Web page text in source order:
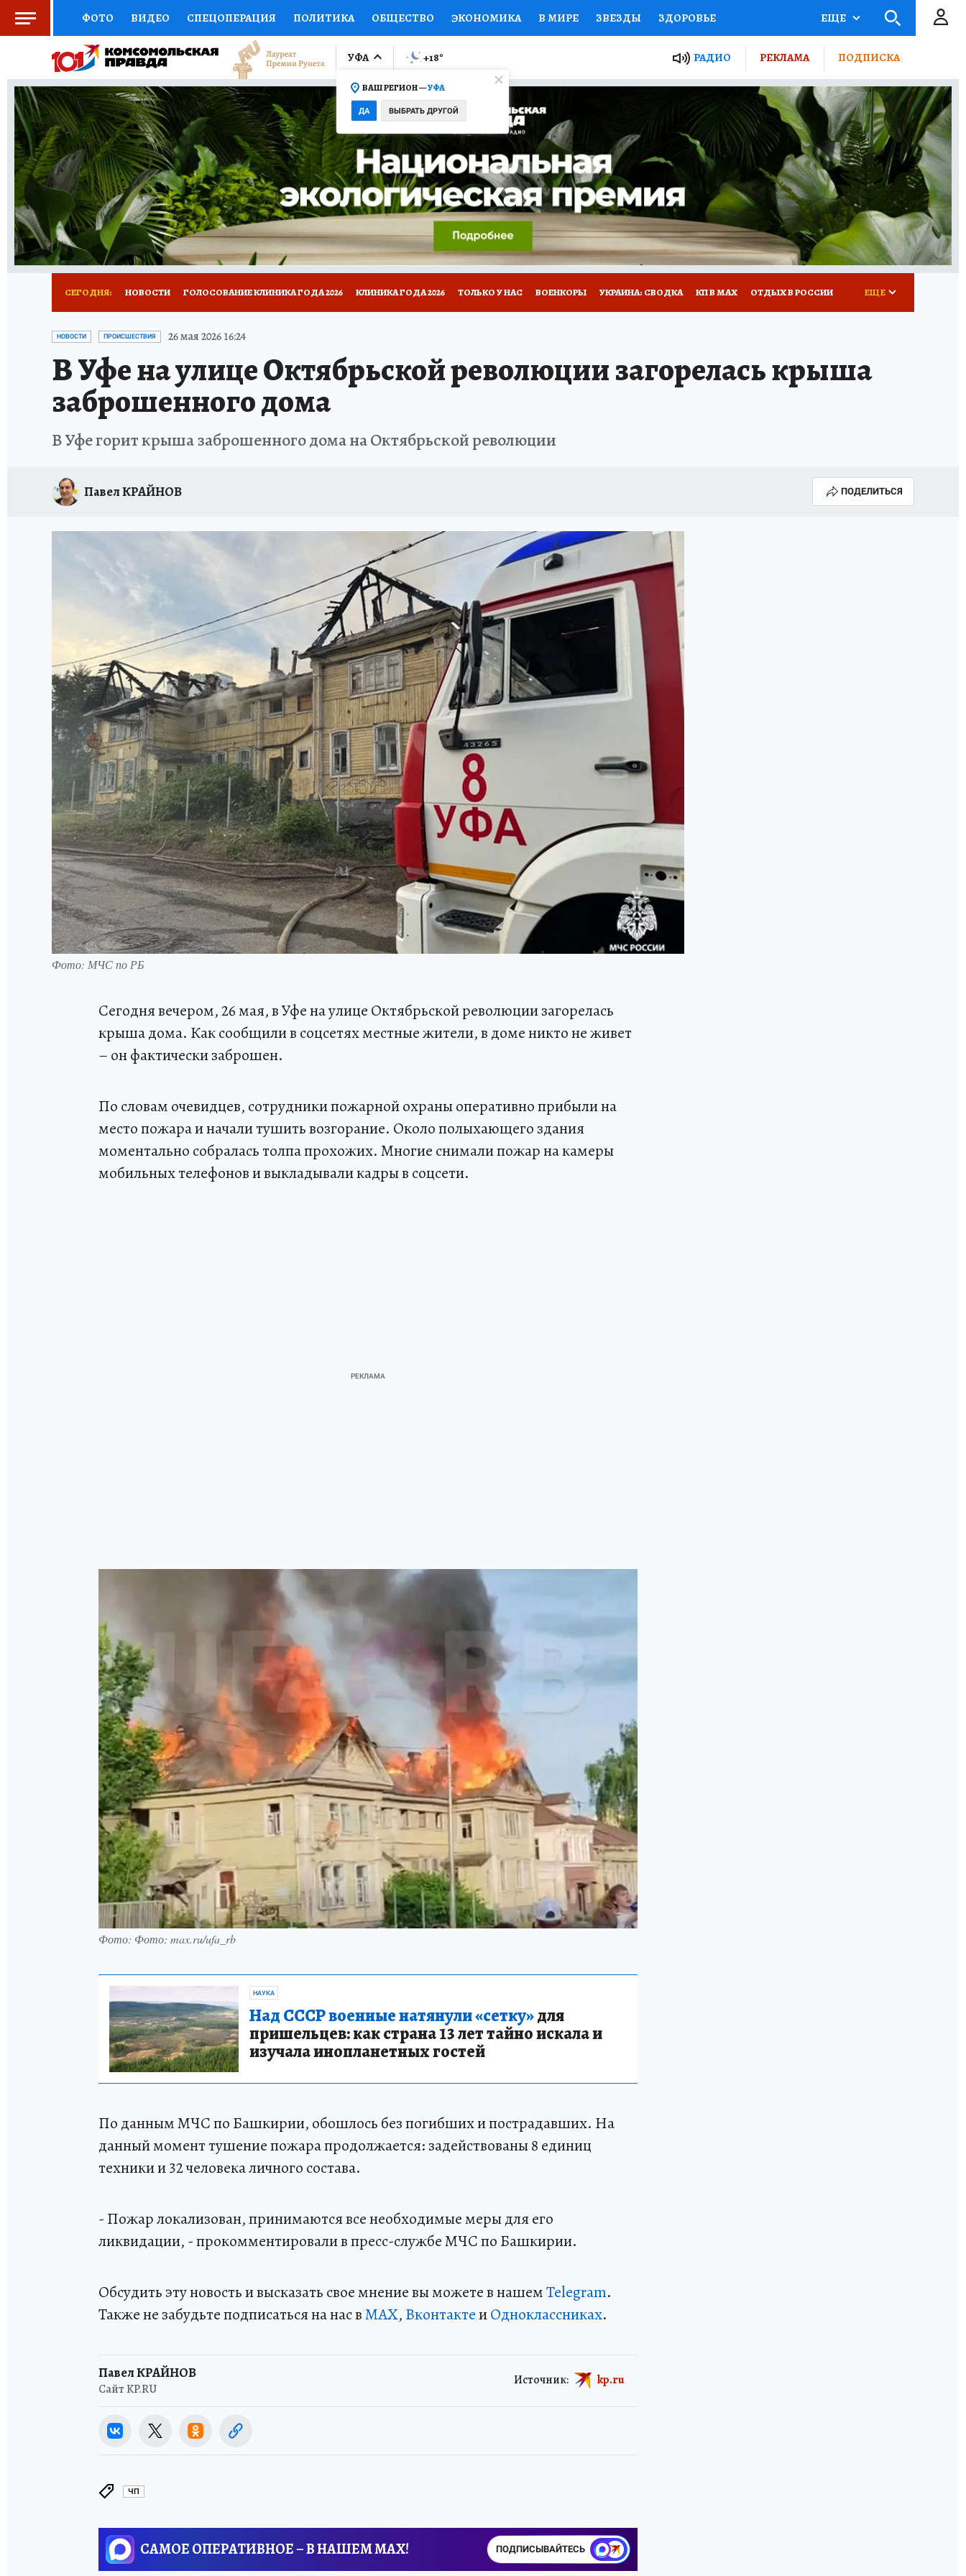
ФОТО ВИДЕО СПЕЦОПЕРАЦИЯ ПОЛИТИКА ОБЩЕСТВО ЭКОНОМИКА В МИРЕ ЗВЕЗДЫ ЗДОРОВЬЕ
СОЦПОДДЕРЖКА НАУКА СПОРТ КОЛУМНИСТЫ ПРОИСШЕСТВИЯ НАЦИОНАЛЬНЫЕ ПРОЕКТЫ РОССИИ
ВЫБОР ЭКСПЕРТОВ ДОКТОР ФИНАНСЫ ОТКРЫВАЕМ МИР СЕМЬЯ ЖЕНСКИЕ СЕКРЕТЫ ПУТЕВОДИТЕЛЬ
КНИЖНАЯ ПОЛКА ПРОГНОЗЫ НА СПОРТ ПРОМОКОДЫ СЕРИАЛЫ СПЕЦПРОЕКТЫ ДЕФИЦИТ ЖЕЛЕЗА ТУРИЗМ
ПРЕСС-ЦЕНТР НЕДВИЖИМОСТЬ ТЕЛЕВИЗОР КОЛЛЕКЦИИ КОНКУРСЫ РАБОТА У НАС ГИД ПОТРЕБИТЕЛЯ ВСЕ О КП
РАДИО КП РЕКЛАМА ТЕСТЫ НОВОЕ НА САЙТЕ
ЕЩЕ
УФА
ВАШ РЕГИОН —УФА
ДА ВЫБРАТЬ ДРУГОЙ
+18° РАДИО РЕКЛАМА ПОДПИСКА
СЕГОДНЯ: НОВОСТИ ГОЛОСОВАНИЕ КЛИНИКА ГОДА 2026 КЛИНИКА ГОДА 2026 ТОЛЬКО У НАС ВОЕНКОРЫ УКРАИНА: СВОДКА КП В МАХ ОТДЫХ В РОССИИ
ЗАПОВЕДНАЯ РОССИЯ ПРОИСШЕСТВИЯ
ЕЩЕ
НОВОСТИ ПРОИСШЕСТВИЯ 26 мая 2026 16:24
В Уфе на улице Октябрьской революции загорелась крыша
заброшенного дома
В Уфе горит крыша заброшенного дома на Октябрьской революции
Павел КРАЙНОВ ПОДЕЛИТЬСЯ
Фото: МЧС по РБ
Сегодня вечером, 26 мая, в Уфе на улице Октябрьской революции загорелась
крыша дома. Как сообщили в соцсетях местные жители, в доме никто не живет
– он фактически заброшен.
По словам очевидцев, сотрудники пожарной охраны оперативно прибыли на
место пожара и начали тушить возгорание. Около полыхающего здания
моментально собралась толпа прохожих. Многие снимали пожар на камеры
мобильных телефонов и выкладывали кадры в соцсети.
Фото: Фото: max.ru/ufa_rb
НАУКА
Над СССР военные натянули «сетку»для
пришельцев: как страна 13 лет тайно искала и
изучала инопланетных гостей
По данным МЧС по Башкирии, обошлось без погибших и пострадавших. На
данный момент тушение пожара продолжается: задействованы 8 единиц
техники и 32 человека личного состава.
- Пожар локализован, принимаются все необходимые меры для его
ликвидации, - прокомментировали в пресс-службе МЧС по Башкирии.
Обсудить эту новость и высказать свое мнение вы можете в нашемTelegram.
Также не забудьте подписаться на нас вMAX, ВконтактеиОдноклассниках.
Павел КРАЙНОВ
Сайт KP.RU
Источник: kp.ru
ЧП
САМОЕ ОПЕРАТИВНОЕ – В НАШЕМ MAX! ПОДПИСЫВАЙТЕСЬ